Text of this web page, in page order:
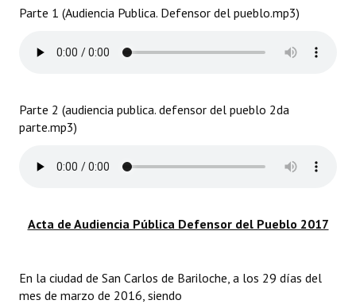
Constitución Provincial
Carta Orgánica 2007
Digesto
Informes de Gestión
Dictámenes Asesoría Letrada
Parte 1 (Audiencia Publica. Defensor del pueblo.mp3)
Parte 2 (audiencia publica. defensor del pueblo 2da
parte.mp3)
Acta de Audiencia Pública Defensor del Pueblo 2017
En la ciudad de San Carlos de Bariloche, a los 29 días del
mes de marzo de 2016, siendo